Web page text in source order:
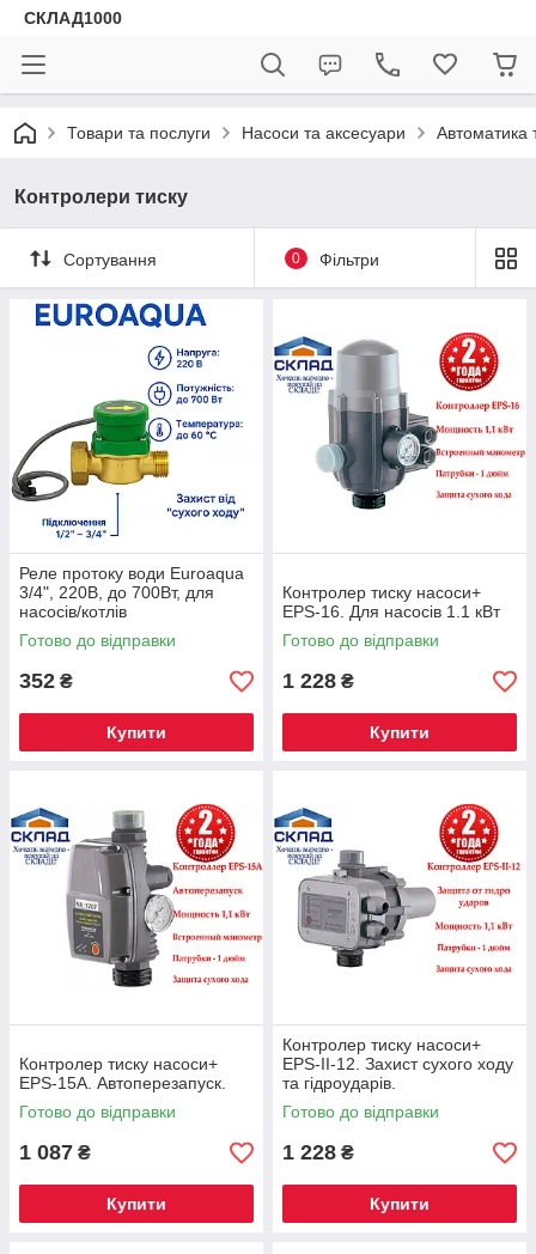
СКЛАД1000
Товари та послуги Насоси та аксесуари Автоматика
Контролери тиску
Сортування 0 Фільтри
Реле протоку води Euroaqua
3/4", 220В, до 700Вт, для
насосів/котлів
Готово до відправки
352 ₴
Купити
Контролер тиску насоси+
EPS-16. Для насосів 1.1 кВт
Готово до відправки
1 228 ₴
Купити
Контролер тиску насоси+
EPS-15А. Автоперезапуск.
Готово до відправки
1 087 ₴
Купити
Контролер тиску насоси+
EPS-II-12. Захист сухого ходу
та гідроударів.
Готово до відправки
1 228 ₴
Купити